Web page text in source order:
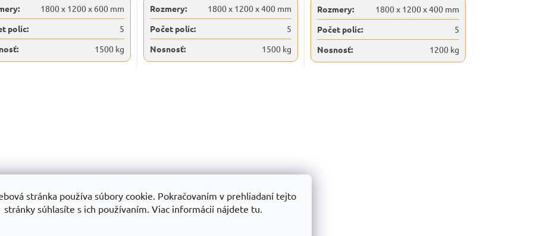
stránka používa súbory cookie. Pokračovaním v prehliadaní tejto
stránky súhlasíte s ich používaním. Viac informácií nájdete tu.
1800 x 1200 x 600 mm
políc:
5
1500 kg
Rozmery:
1800 x 1200 x 400 mm
Počet políc:
5
Nosnosť:
1500 kg
Rozmery:
1800 x 1200 x 400 mm
Počet políc:
5
Nosnosť:
1200 kg
e
r
v